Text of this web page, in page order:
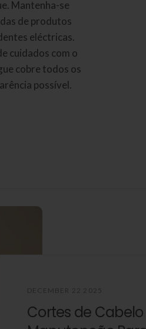
Mantenha-se
de produtos
eléctricas.
cuidados com o
cobre todos os
possível.
Cortes de Cabelo